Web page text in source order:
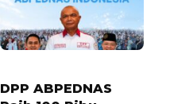
DPP ABPEDNAS